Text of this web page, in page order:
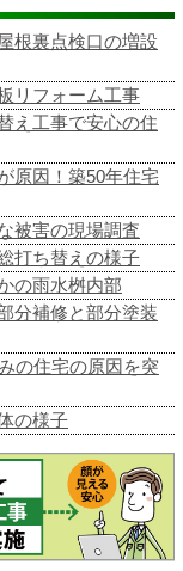
根裏点検口の増設
リフォーム工事
え工事で安心の住
原因！築50年住宅
被害の現場調査
打ち替えの様子
の雨水桝内部
分補修と部分塗装
の住宅の原因を突
の様子